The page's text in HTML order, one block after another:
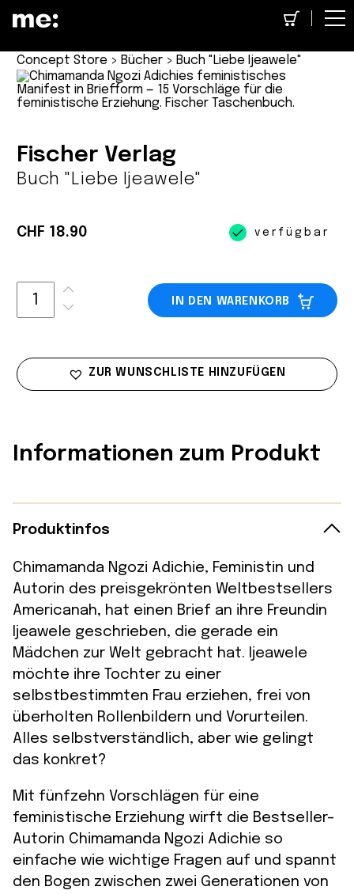
Concept Store > Bücher > Buch "Liebe Ijeawele"
Fischer Verlag
Buch "Liebe Ijeawele"
CHF 18.90 verfügbar
IN DEN WARENKORB
ZUR WUNSCHLISTE HINZUFÜGEN
Informationen zum Produkt
Produktinfos
Chimamanda Ngozi Adichie, Feministin und
Autorin des preisgekrönten Weltbestsellers
Americanah, hat einen Brief an ihre Freundin
Ijeawele geschrieben, die gerade ein
Mädchen zur Welt gebracht hat. Ijeawele
möchte ihre Tochter zu einer
selbstbestimmten Frau erziehen, frei von
überholten Rollenbildern und Vorurteilen.
Alles selbstverständlich, aber wie gelingt
das konkret?
Mit fünfzehn Vorschlägen für eine
feministische Erziehung wirft die Bestseller-
Autorin Chimamanda Ngozi Adichie so
einfache wie wichtige Fragen auf und spannt
den Bogen zwischen zwei Generationen von